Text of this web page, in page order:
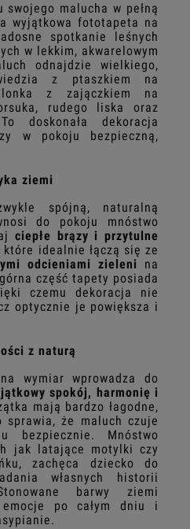
malucha w pełną
wyjątkowa fototapeta na
spotkanie leśnych
w lekkim, akwarelowym
odnajdzie wielkiego,
z ptaszkiem na
z zajączkiem na
rudego liska oraz
doskonała dekoracja
w pokoju bezpieczną,
ziemi
spójną, naturalną
do pokoju mnóstwo
ciepłe brązy i przytulne
które idealnie łączą się ze
odcieniami zieleni
na
część tapety posiada
czemu dekoracja nie
optycznie je powiększa i
z naturą
wymiar wprowadza do
spokój, harmonię i
mają bardzo łagodne,
sprawia, że maluch czuje
bezpiecznie. Mnóstwo
jak latające motylki czy
zachęca dziecko do
własnych historii
barwy ziemi
po całym dniu i